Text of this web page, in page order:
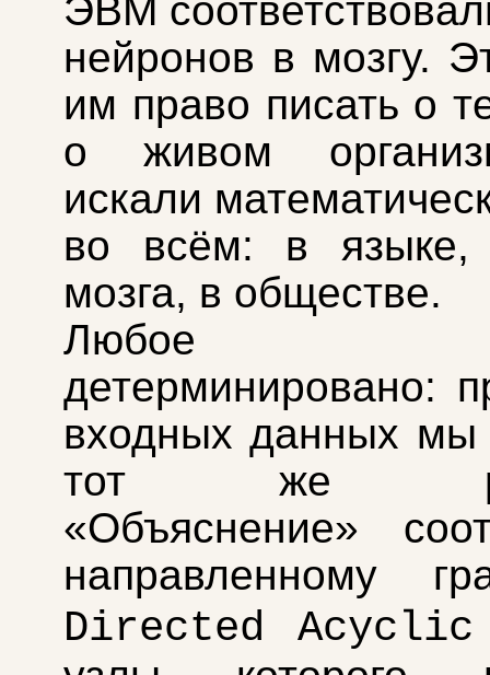
ЭВМ
нейронов в мозгу.
им право писать о
о живом
искали
во всём: в языке,
мозга, в обществе.
Любое
детерминировано:
входных данных мы
тот же
«Объяснение»
направленному
Directed Acyclic